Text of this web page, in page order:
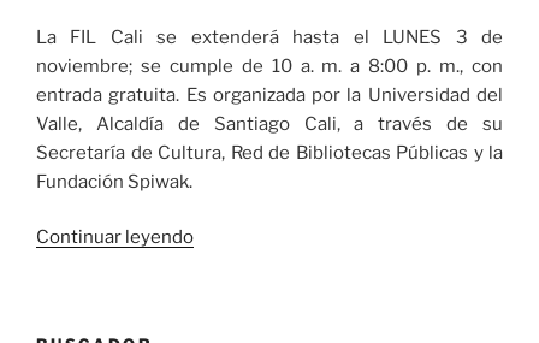
La FIL Cali se extenderá hasta el LUNES 3 de
noviembre; se cumple de 10 a. m. a 8:00 p. m., con
entrada gratuita. Es organizada por la Universidad del
Valle, Alcaldía de Santiago Cali, a través de su
Secretaría de Cultura, Red de Bibliotecas Públicas y la
Fundación Spiwak.
Continuar leyendo«Feria